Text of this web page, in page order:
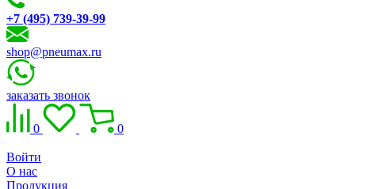
+7 (495) 739-39-99
shop@pneumax.ru
заказать звонок
0 0
Войти
О нас
Продукция